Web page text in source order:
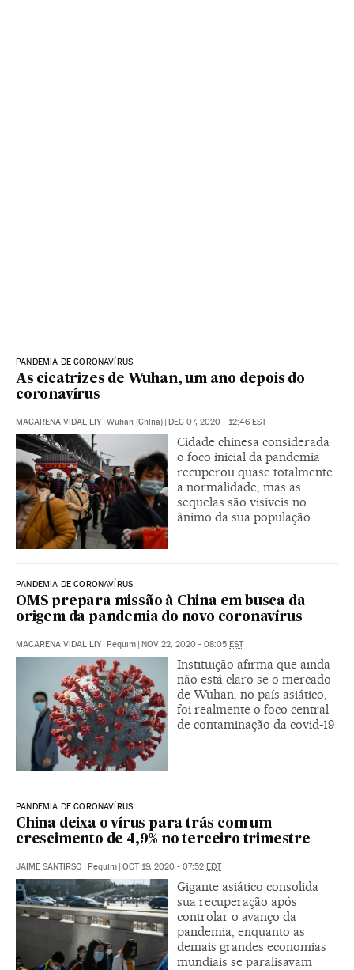
PANDEMIA DE CORONAVÍRUS
As cicatrizes de Wuhan, um ano depois do
coronavírus
MACARENA VIDAL LIY | Wuhan (China) | DEC 07, 2020 - 12:46 EST
Cidade chinesa considerada
o foco inicial da pandemia
recuperou quase totalmente
a normalidade, mas as
sequelas são visíveis no
ânimo da sua população
PANDEMIA DE CORONAVÍRUS
OMS prepara missão à China em busca da
origem da pandemia do novo coronavírus
MACARENA VIDAL LIY | Pequim | NOV 22, 2020 - 08:05 EST
Instituição afirma que ainda
não está claro se o mercado
de Wuhan, no país asiático,
foi realmente o foco central
de contaminação da covid-19
PANDEMIA DE CORONAVÍRUS
China deixa o vírus para trás com um
crescimento de 4,9% no terceiro trimestre
JAIME SANTIRSO | Pequim | OCT 19, 2020 - 07:52 EDT
Gigante asiático consolida
sua recuperação após
controlar o avanço da
pandemia, enquanto as
demais grandes economias
mundiais se paralisavam